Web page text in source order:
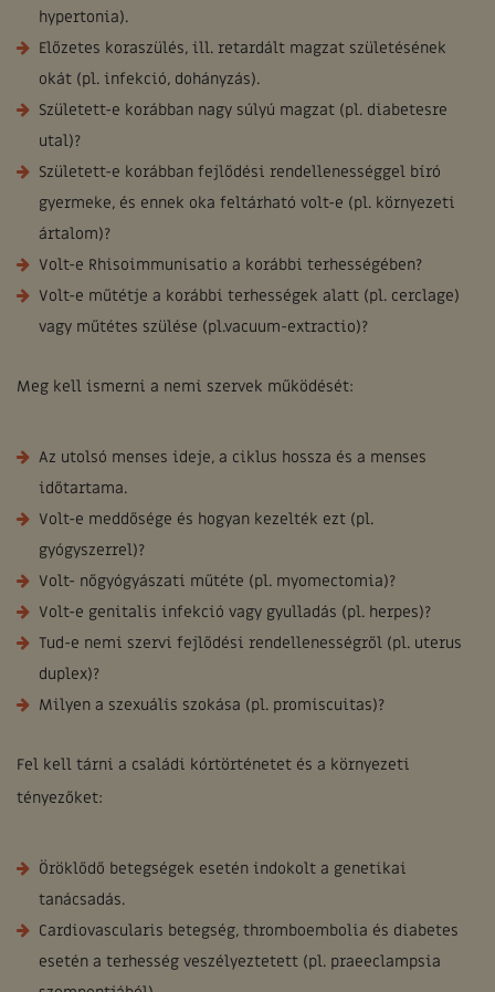
hypertonia).
Előzetes koraszülés, ill. retardált magzat születésének
okát (pl. infekció, dohányzás).
Született-e korábban nagy súlyú magzat (pl. diabetesre
utal)?
Született-e korábban fejlődési rendellenességgel bíró
gyermeke, és ennek oka feltárható volt-e (pl. környezeti
ártalom)?
Volt-e Rhisoimmunisatio a korábbi terhességében?
Volt-e műtétje a korábbi terhességek alatt (pl. cerclage)
vagy műtétes szülése (pl.vacuum-extractio)?
Meg kell ismerni a nemi szervek működését:
Az utolsó menses ideje, a ciklus hossza és a menses
időtartama.
Volt-e meddősége és hogyan kezelték ezt (pl.
gyógyszerrel)?
Volt- nőgyógyászati műtéte (pl. myomectomia)?
Volt-e genitalis infekció vagy gyulladás (pl. herpes)?
Tud-e nemi szervi fejlődési rendellenességről (pl. uterus
duplex)?
Milyen a szexuális szokása (pl. promiscuitas)?
Fel kell tárni a családi kórtörténetet és a környezeti
tényezőket:
Öröklődő betegségek esetén indokolt a genetikai
tanácsadás.
Cardiovascularis betegség, thromboembolia és diabetes
esetén a terhesség veszélyeztetett (pl. praeeclampsia